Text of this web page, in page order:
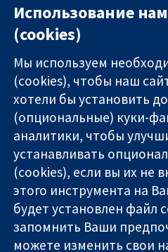
Надёжные
доказательства
Информированные
решения
Во благо
11-13
Square
London
W1G 0AN
United
Использование
(cookies)
Мы используем
(cookies), чтобы наш
хотели бы установить
(опциональные) куки-
аналитики, чтобы
устанавливать
(cookies), если вы их не
этого инструмента на
будет установлен файл
запомнить Ваши
можете изменить свои